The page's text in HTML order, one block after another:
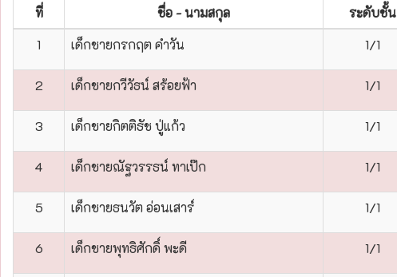
ที่
ชื่อ - นามสกุล ระดับชั้น
1
เด็กชายกรกฤต คำวัน 1/1
2 เด็กชายกวีวัธน์ สร้อยฟ้า 1/1
3 เด็กชายกิตติธัช ปู่แก้ว 1/1
4 เด็กชายณัฐวรรธน์ ทาเป๊ก 1/1
5 เด็กชายธนวัต อ่อนเสาร์ 1/1
6 เด็กชายพุทธิศักดิ์ พะดี 1/1